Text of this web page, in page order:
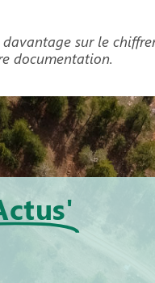
sur le
documentation.